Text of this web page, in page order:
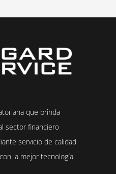
que brinda
sector financiero
servicio de calidad
la mejor tecnología.